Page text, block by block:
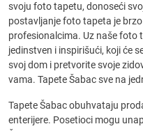
svoju foto tapetu, donoseći
postavljanje foto tapeta je
profesionalcima. Uz naše foto
jedinstven i inspirišući, koji će
svoj dom i pretvorite svoje
vama. Tapete Šabac sve na
Tapete Šabac obuhvataju
enterijere. Posetioci mogu